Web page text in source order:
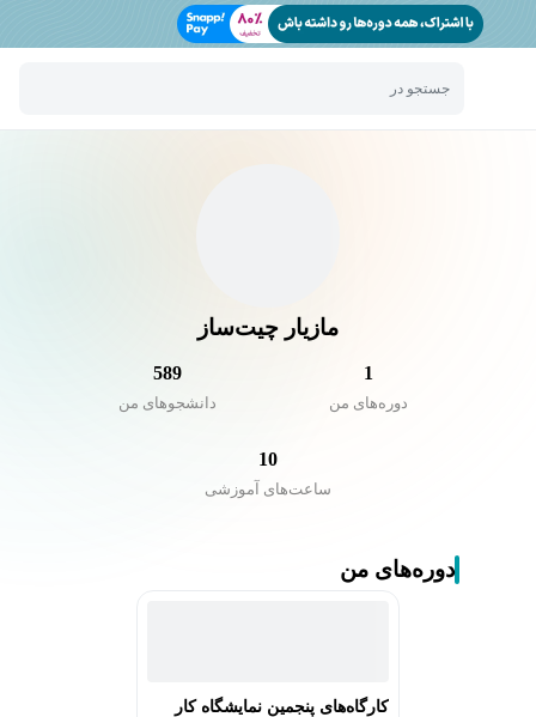
جستجو در
مازیار چیت‌ساز
1
دوره‌های من
589
دانشجو‌های من
10
ساعت‌های آموزشی
دوره‌های من
کارگاه‌های پنجمین نمایشگاه کار